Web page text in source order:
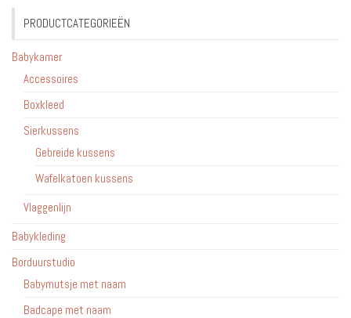
PRODUCTCATEGORIEËN
Babykamer
Accessoires
Boxkleed
Sierkussens
Gebreide kussens
Wafelkatoen kussens
Vlaggenlijn
Babykleding
Borduurstudio
Babymutsje met naam
Badcape met naam